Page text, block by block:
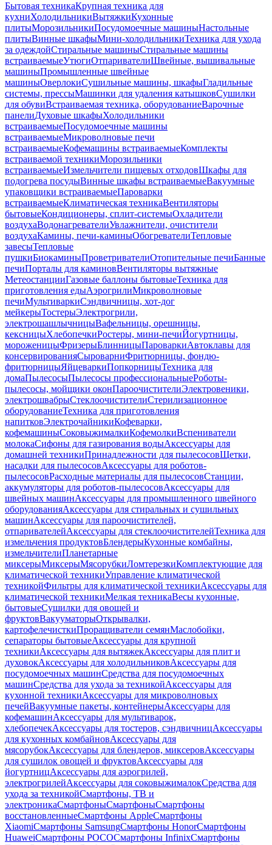
Бытовая техникаКрупная техника для
кухниХолодильникиВытяжкиКухонные
плитыМорозильникиПосудомоечные машиныНастольные
плитыВинные шкафыМини-холодильникиТехника для ухода
за одеждойСтиральные машиныСтиральные машины
встраиваемыеУтюгиОтпаривателиШвейные, вышивальные
машиныПромышленные швейные
машиныОверлокиСушильные машины, шкафыГладильные
системы, прессыМашинки для удаления катышковСушилки
для обувиВстраиваемая техника, оборудованиеВарочные
панелиДуховые шкафыХолодильники
встраиваемыеПосудомоечные машины
встраиваемыеМикроволновые печи
встраиваемыеКофемашины встраиваемыеКомплекты
встраиваемой техникиМорозильники
встраиваемыеИзмельчители пищевых отходовШкафы для
подогрева посудыВинные шкафы встраиваемыеВакуумные
упаковщики встраиваемыеПароварки
встраиваемыеКлиматическая техникаВентиляторы
бытовыеКондиционеры, сплит-системыОхладители
воздухаВодонагревателиУвлажнители, очистители
воздухаКамины, печи-каминыОбогревателиТепловые
завесыТепловые
пушкиБиокаминыПроветривателиОтопительные печиБанные
печиПорталы для каминовВентиляторы вытяжные
МетеостанцииГазовые баллоны бытовыеТехника для
приготовления едыАэрогрилиМикроволновые
печиМультиваркиСэндвичницы, хот-дог
мейкерыТостерыЭлектрогрили,
электрошашлычницыВафельницы, орешницы,
кексницыХлебопечкиРостеры, мини-печиЙогуртницы,
мороженицыФризерыБлинницыПароваркиАвтоклавы для
консервированияСыроварниФритюрницы, фондю-
фритюрницыЯйцеваркиПопкорницыТехника для
домаПылесосыПылесосы профессиональныеРоботы-
пылесосы, мойщики оконПароочистителиЭлектровеники,
электрошвабрыСтеклоочистителиСтерилизационное
оборудованиеТехника для приготовления
напитковЭлектрочайникиКофеварки,
кофемашиныСоковыжималкиКофемолкиВспениватели
молокаСифоны для газирования водыАксессуары для
домашней техникиПринадлежности для пылесосовЩетки,
насадки для пылесосовАксессуары для роботов-
пылесосовРасходные материалы для пылесосовСтанции,
аккумуляторы для роботов-пылесосовАксессуары для
швейных машинАксессуары для промышленного швейного
оборудованияАксессуары для стиральных и сушильных
машинАксессуары для пароочистителей,
отпаривателейАксессуары для стеклоочистителейТехника для
измельчения продуктовБлендерыКухонные комбайны,
измельчителиПланетарные
миксерыМиксерыМясорубкиЛомтерезкиКомплектующие для
климатической техникиУправление климатической
техникойФильтры для климатической техникиАксессуары для
климатической техникиМелкая техникаВесы кухонные,
бытовыеСушилки для овощей и
фруктовВакууматорыОткрывалки,
картофелечисткиПроращиватели семянМаслобойки,
сепараторы бытовыеАксессуары для крупной
техникиАксессуары для вытяжекАксессуары для плит и
духовокАксессуары для холодильниковАксессуары для
посудомоечных машинСредства для посудомоечных
машинСредства для ухода за техникойАксессуары для
кухонной техникиАксессуары для микроволновых
печейВакуумные пакеты, контейнерыАксессуары для
кофемашинАксессуары для мультиварок,
хлебопечекАксессуары для тостеров, сэндвичницАксессуары
для кухонных комбайновАксессуары для
мясорубокАксессуары для блендеров, миксеровАксессуары
для сушилок овощей и фруктовАксессуары для
йогуртницАксессуары для аэрогрилей,
электрогрилейАксессуары для соковыжималокСредства для
ухода за техникойСмартфоны, ТВ и
электроникаСмартфоныСмартфоныСмартфоны
восстановленныеСмартфоны AppleСмартфоны
XiaomiСмартфоны SamsungСмартфоны HonorСмартфоны
HuaweiСмартфоны POCOСмартфоны InfinixСмартфоны